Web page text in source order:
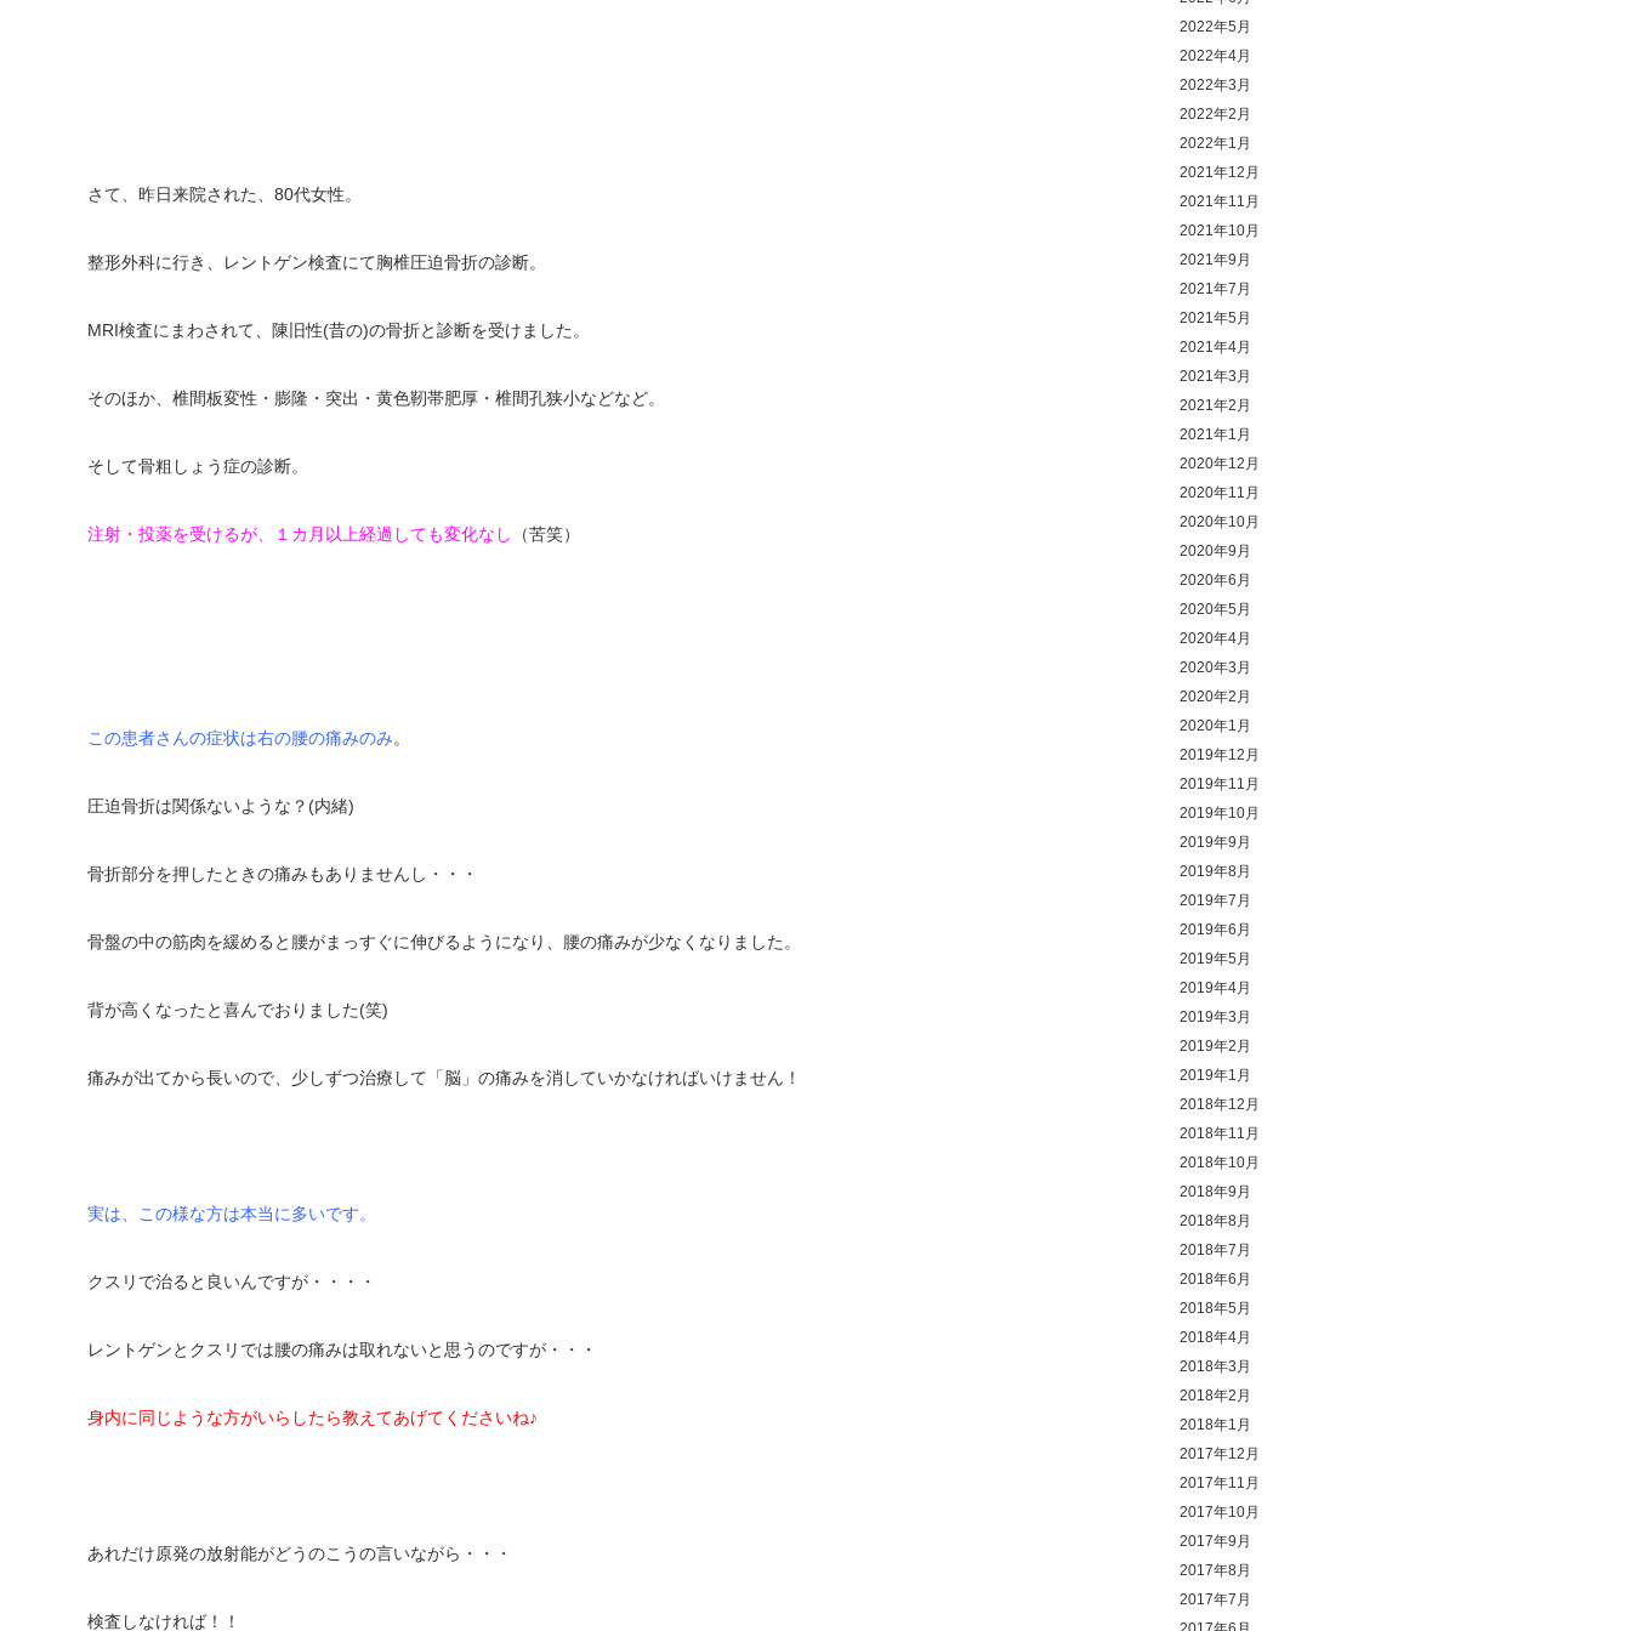
さて、昨日来院された、80代女性。
整形外科に行き、レントゲン検査にて胸椎圧迫骨折の診断。
MRI検査にまわされて、陳旧性(昔の)の骨折と診断を受けました。
そのほか、椎間板変性・膨隆・突出・黄色靭帯肥厚・椎間孔狭小などなど。
そして骨粗しょう症の診断。
注射・投薬を受けるが、１カ月以上経過しても変化なし （苦笑）
この患者さんの症状は右の腰の痛みのみ。
圧迫骨折は関係ないような？(内緒)
骨折部分を押したときの痛みもありませんし・・・
骨盤の中の筋肉を緩めると腰がまっすぐに伸びるようになり、腰の痛みが少なくなりました。
背が高くなったと喜んでおりました(笑)
痛みが出てから長いので、少しずつ治療して「脳」の痛みを消していかなければいけません！
実は、この様な方は本当に多いです。
クスリで治ると良いんですが・・・・
レントゲンとクスリでは腰の痛みは取れないと思うのですが・・・
身内に同じような方がいらしたら教えてあげてくださいね♪
あれだけ原発の放射能がどうのこうの言いながら・・・
検査しなければ！！
2022年5月
2022年4月
2022年3月
2022年2月
2022年1月
2021年12月
2021年11月
2021年10月
2021年9月
2021年7月
2021年5月
2021年4月
2021年3月
2021年2月
2021年1月
2020年12月
2020年11月
2020年10月
2020年9月
2020年6月
2020年5月
2020年4月
2020年3月
2020年2月
2020年1月
2019年12月
2019年11月
2019年10月
2019年9月
2019年8月
2019年7月
2019年6月
2019年5月
2019年4月
2019年3月
2019年2月
2019年1月
2018年12月
2018年11月
2018年10月
2018年9月
2018年8月
2018年7月
2018年6月
2018年5月
2018年4月
2018年3月
2018年2月
2018年1月
2017年12月
2017年11月
2017年10月
2017年9月
2017年8月
2017年7月